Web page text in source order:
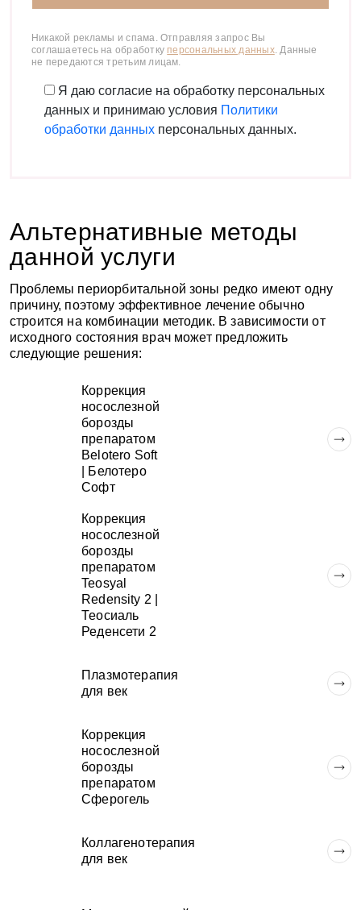
Никакой рекламы и спама. Отправляя запрос Вы
соглашаетесь на обработку персональных данных. Данные
не передаются третьим лицам.
Я даю согласие на обработку персональных
данных и принимаю условия Политики
обработки данных персональных данных.
Альтернативные методы
данной услуги
Проблемы периорбитальной зоны редко имеют одну
причину, поэтому эффективное лечение обычно
строится на комбинации методик. В зависимости от
исходного состояния врач может предложить
следующие решения:
Коррекция
носослезной
борозды
препаратом
Belotero Soft
| Белотеро
Софт
Коррекция
носослезной
борозды
препаратом
Teosyal
Redensity 2 |
Теосиаль
Реденсети 2
Плазмотерапия
для век
Коррекция
носослезной
борозды
препаратом
Сферогель
Коллагенотерапия
для век
Подписаться
Введите адрес эл. почты
Отправляя форму Вы соглашаетесь на обработку
персональных данных. Данные не передаются третьим
данных и принимаю условия
обработки данных